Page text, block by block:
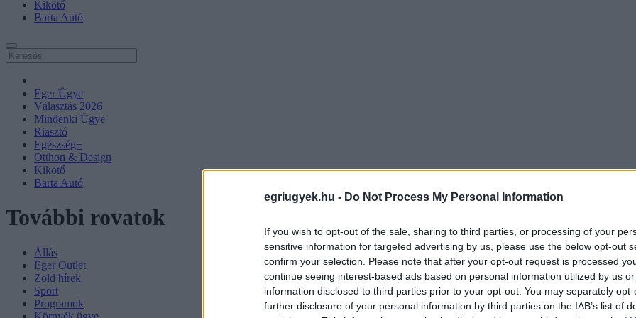
egriugyek.hu - Do Not Process My Personal Information
If you wish to opt-out of the sale, sharing to third parties, or processing of your
sensitive information for targeted advertising by us, please use the below opt-out
confirm your selection. Please note that after your opt-out request is processed
continue seeing interest-based ads based on personal information utilized by us
information disclosed to third parties prior to your opt-out. You may separately
further disclosure of your personal information by third parties on the IAB’s list of
Kikötő
Barta Autó
Eger Ügye
Választás 2026
Mindenki Ügye
Riasztó
Egészség+
Otthon & Design
Kikötő
Barta Autó
További rovatok
Állás
Eger Outlet
Zöld hírek
Sport
Programok